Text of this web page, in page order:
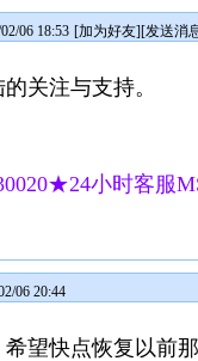
06 18:53 [加为好友][发送消
关注与支持。
小时客服
06 20:44
望快点恢复以前